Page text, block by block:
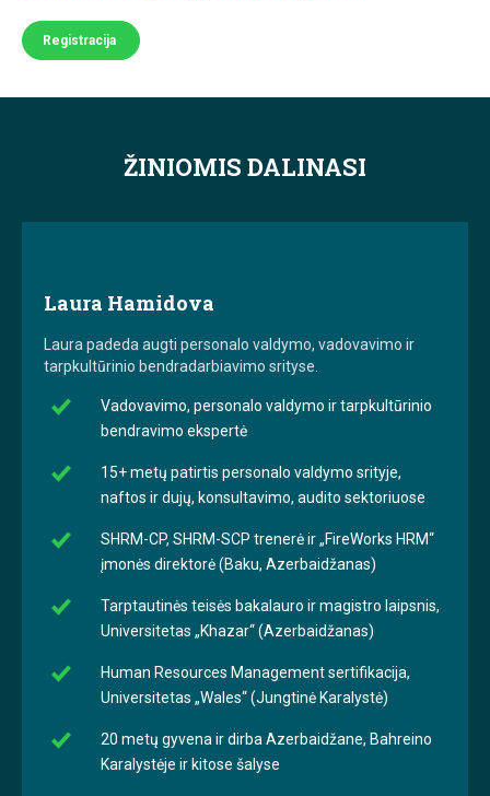
Registracija
ŽINIOMIS DALINASI
Laura Hamidova
Laura padeda augti personalo valdymo, vadovavimo ir
tarpkultūrinio bendradarbiavimo srityse.
Vadovavimo, personalo valdymo ir tarpkultūrinio
bendravimo ekspertė
15+ metų patirtis personalo valdymo srityje,
naftos ir dujų, konsultavimo, audito sektoriuose
SHRM-CP, SHRM-SCP trenerė ir „FireWorks HRM“
įmonės direktorė (Baku, Azerbaidžanas)
Tarptautinės teisės bakalauro ir magistro laipsnis,
Universitetas „Khazar“ (Azerbaidžanas)
Human Resources Management sertifikacija,
Universitetas „Wales“ (Jungtinė Karalystė)
20 metų gyvena ir dirba Azerbaidžane, Bahreino
Karalystėje ir kitose šalyse